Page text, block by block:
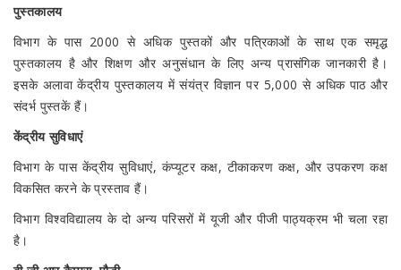
पुस्तकालय
विभाग के पास 2000 से अधिक पुस्तकों और पत्रिकाओं के साथ एक समृद्ध
पुस्तकालय है और शिक्षण और अनुसंधान के लिए अन्य प्रासंगिक जानकारी है।
इसके अलावा केंद्रीय पुस्तकालय में संयंत्र विज्ञान पर 5,000 से अधिक पाठ और
संदर्भ पुस्तकें हैं।
केंद्रीय सुविधाएं
विभाग के पास केंद्रीय सुविधाएं, कंप्यूटर कक्ष, टीकाकरण कक्ष, और उपकरण कक्ष
विकसित करने के प्रस्ताव हैं।
विभाग विश्वविद्यालय के दो अन्य परिसरों में यूजी और पीजी पाठ्यक्रम भी चला रहा
है।